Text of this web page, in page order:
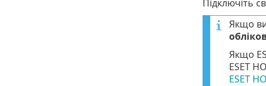
Підключіть
Якщо ви
Якщо
ESET
ESET